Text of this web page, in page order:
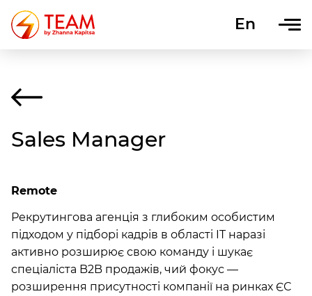
En
Uk
Sales Manager
Remote
Рекрутингова агенція з глибоким особистим
підходом у підборі кадрів в області IT наразі
активно розширює свою команду і шукає
спеціаліста B2B продажів, чий фокус —
розширення присутності компанії на ринках ЄС